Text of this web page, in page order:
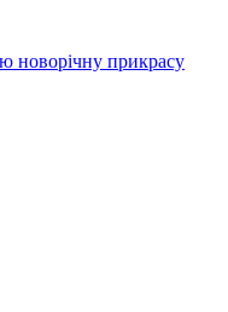
новорічну прикрасу